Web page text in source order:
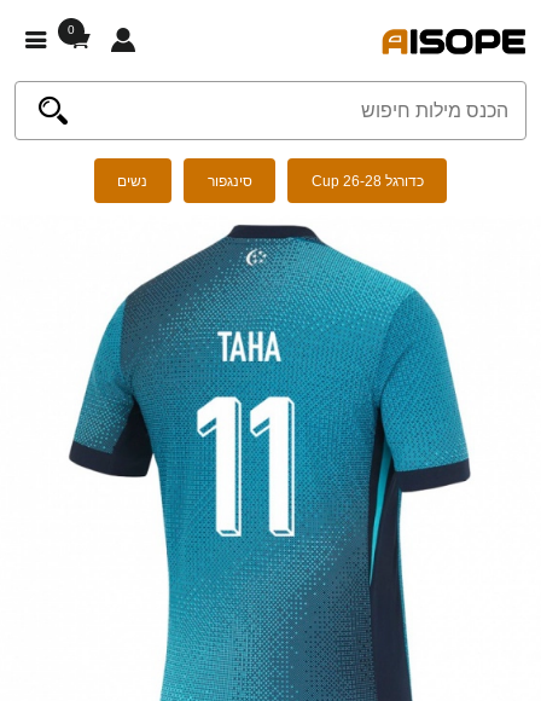
0
כדורגל Cup 26-28 סינגפור נשים